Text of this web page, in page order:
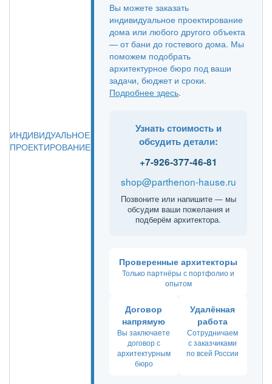
ИНДИВИДУАЛЬНОЕ
ПРОЕКТИРОВАНИЕ
Вы можете заказать
индивидуальное проектирование
дома или любого другого объекта
— от бани до гостевого дома. Мы
поможем подобрать
архитектурное бюро под ваши
задачи, бюджет и сроки.
Подробнее здесь.
Узнать стоимость и
обсудить детали:
+7-926-377-46-81
shop@parthenon-hause.ru
Позвоните или напишите — мы
обсудим ваши пожелания и
подберём архитектора.
Проверенные архитекторы
Только партнёры с портфолио и
опытом
Договор
напрямую
Вы заключаете
договор с
архитектурным
бюро
Удалённая
работа
Сотрудничаем
с заказчиками
по всей России